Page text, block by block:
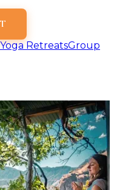
Yoga RetreatsGroup